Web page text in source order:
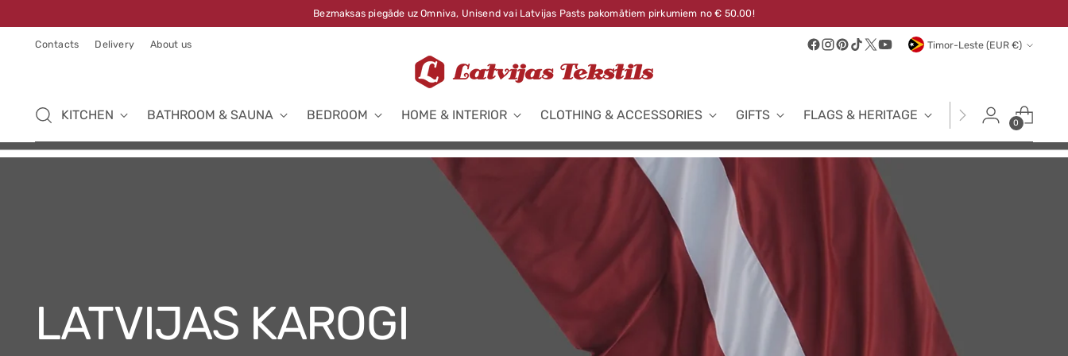
Bezmaksas piegāde uz Omniva, Unisend vai Latvijas Pasts pakomātiem pirkumiem no € 50.00!
Contacts Delivery About us Currency Timor-Leste (EUR €)
KITCHEN BATHROOM & SAUNA BEDROOM HOME & INTERIOR CLOTHING & ACCESSORIES GIFTS FLAGS & HERITAGE FABRICS
0
LATVIJAS KAROGI
LINA MĀJA